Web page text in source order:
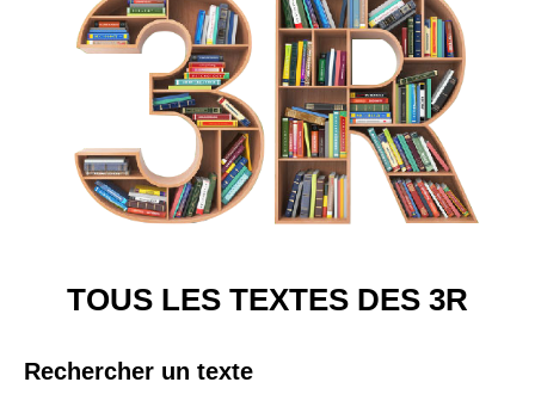
TOUS LES TEXTES DES 3R
Rechercher un texte